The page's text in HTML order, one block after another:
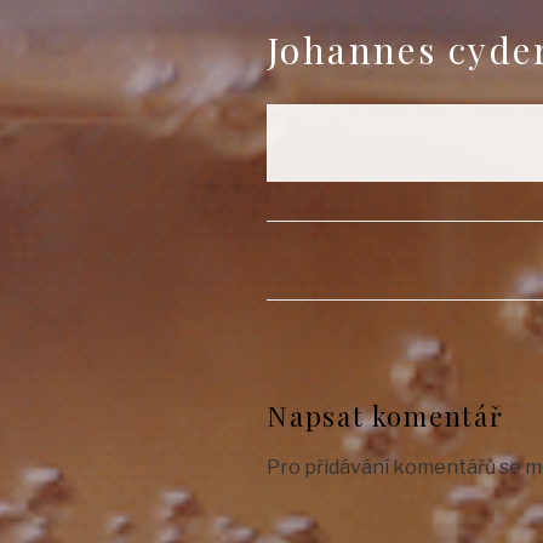
Johannes
Napsat komentář
Pro přidávání komentářů se